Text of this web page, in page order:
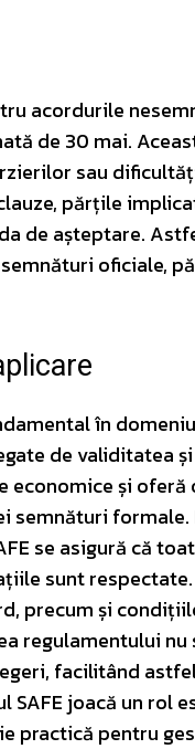
acordurile
de 30 mai.
sau
părțile
de așteptare.
oficiale,
în
de validitatea
economice și
semnături
se asigură că
sunt
precum și
regulamentului nu
facilitând
joacă un rol
practică pentru